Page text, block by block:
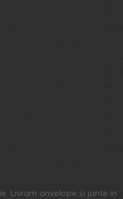
Livram anvelope si jante in